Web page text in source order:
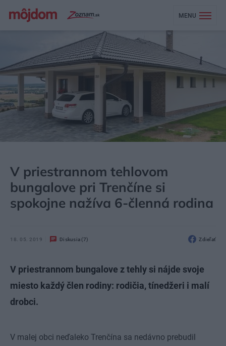
MENU
V priestrannom tehlovom
bungalove pri Trenčíne si
spokojne nažíva 6-členná rodina
18. 05. 2019 Diskusia (7) Zdieľať
V priestrannom bungalove z tehly si nájde svoje
miesto každý člen rodiny: rodičia, tínedžeri i malí
drobci.
V malej obci neďaleko Trenčína sa nedávno prebudil